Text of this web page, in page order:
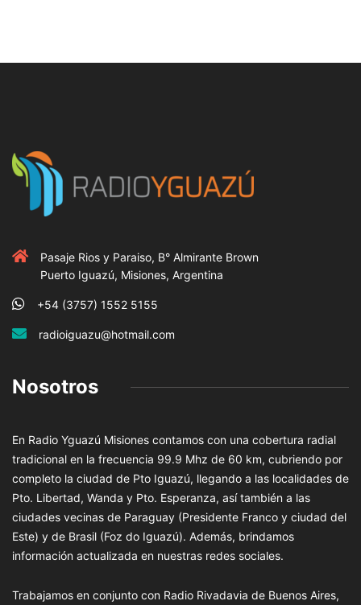
Pasaje Rios y Paraiso, B° Almirante Brown
Puerto Iguazú, Misiones, Argentina
+54 (3757) 1552 5155
radioiguazu@hotmail.com
Nosotros
En Radio Yguazú Misiones contamos con una cobertura radial
tradicional en la frecuencia 99.9 Mhz de 60 km, cubriendo por
completo la ciudad de Pto Iguazú, llegando a las localidades de
Pto. Libertad, Wanda y Pto. Esperanza, así también a las
ciudades vecinas de Paraguay (Presidente Franco y ciudad del
Este) y de Brasil (Foz do Iguazú). Además, brindamos
información actualizada en nuestras redes sociales.
Trabajamos en conjunto con Radio Rivadavia de Buenos Aires,